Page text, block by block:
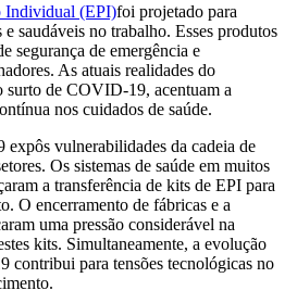
Individual (EPI)foi projetado para
saudáveis ​​no trabalho. Esses produtos
segurança de emergência e
As atuais realidades do
surto de COVID-19, acentuam a
nos cuidados de saúde.
vulnerabilidades da cadeia de
Os sistemas de saúde em muitos
a transferência de kits de EPI para
O encerramento de fábricas e a
uma pressão considerável na
kits. Simultaneamente, a evolução
contribui para tensões tecnológicas no